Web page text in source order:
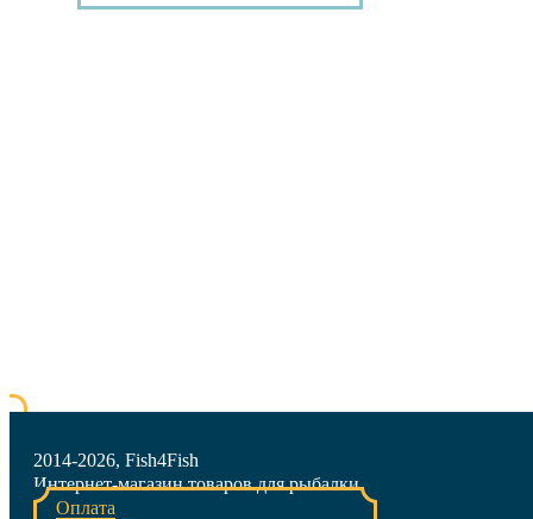
2014-2026, Fish4Fish
Интернет-магазин товаров для рыбалки
Оплата